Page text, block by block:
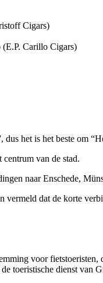
Cigars)
Carillo Cigars)
het is het beste om
centrum van de stad.
naar Enschede,
vermeld dat de korte
voor
toeristische dienst van